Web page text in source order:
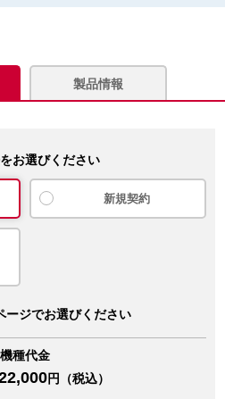
製品情報
お選びください
新規契約
ージでお選びください
機種代金
円（税込）